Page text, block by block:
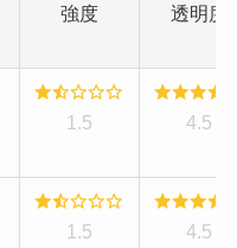
強度 透明度
1.5 4.5
1.5 4.5